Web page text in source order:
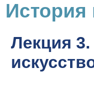
История
Лекция